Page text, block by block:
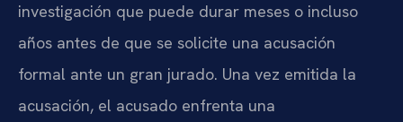
investigación que puede durar meses o incluso
años antes de que se solicite una acusación
formal ante un gran jurado. Una vez emitida la
acusación, el acusado enfrenta una